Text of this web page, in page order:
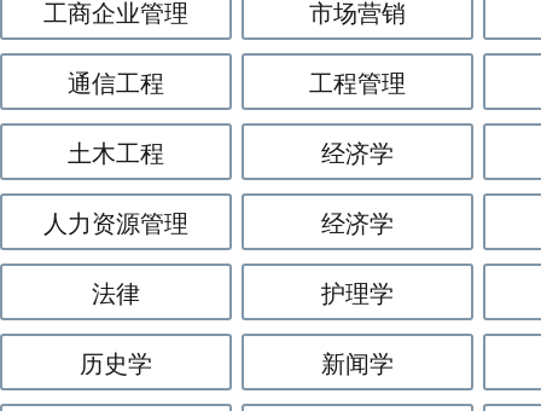
工商企业管理 市场营销
通信工程 工程管理
土木工程 经济学
人力资源管理 经济学
法律 护理学
历史学 新闻学